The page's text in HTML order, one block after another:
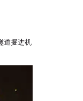
道掘进机